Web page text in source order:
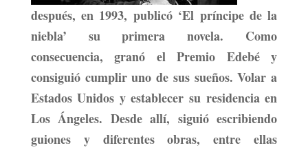
después, en 1993, publicó ‘El príncipe de la
niebla’ su primera novela. Como
consecuencia, granó elPremio Edebéy
consiguió cumplir uno de sus sueños. Volar a
Estados Unidos y establecer su residencia en
Los Ángeles. Desde allí, siguió escribiendo
guiones y diferentes obras, entre ellas